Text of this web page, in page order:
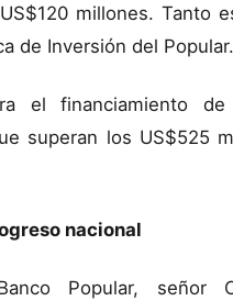
millones. Tanto
de Inversión del Popular.
el financiamiento
superan los US$525
nacional
Popular, señor